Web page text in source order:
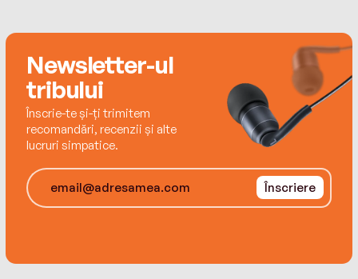
Newsletter-ul
tribului
Înscrie-te și-ți trimitem
recomandări, recenzii și alte
lucruri simpatice.
Înscriere